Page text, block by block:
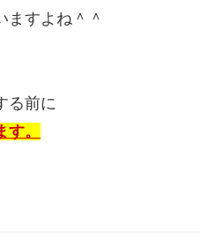
ますよね＾＾
る前に
。